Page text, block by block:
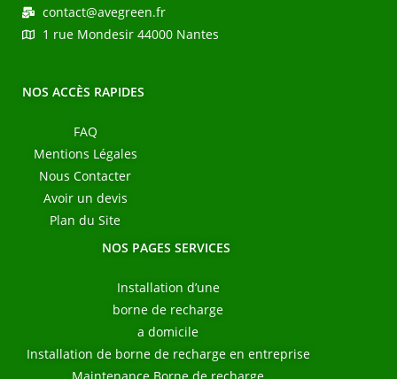
contact@avegreen.fr
1 rue Mondesir 44000 Nantes
NOS ACCÈS RAPIDES
FAQ
Mentions Légales
Nous Contacter
Avoir un devis
Plan du Site
NOS PAGES SERVICES
Installation d’une
borne de recharge
a domicile
Installation de borne de recharge en entreprise